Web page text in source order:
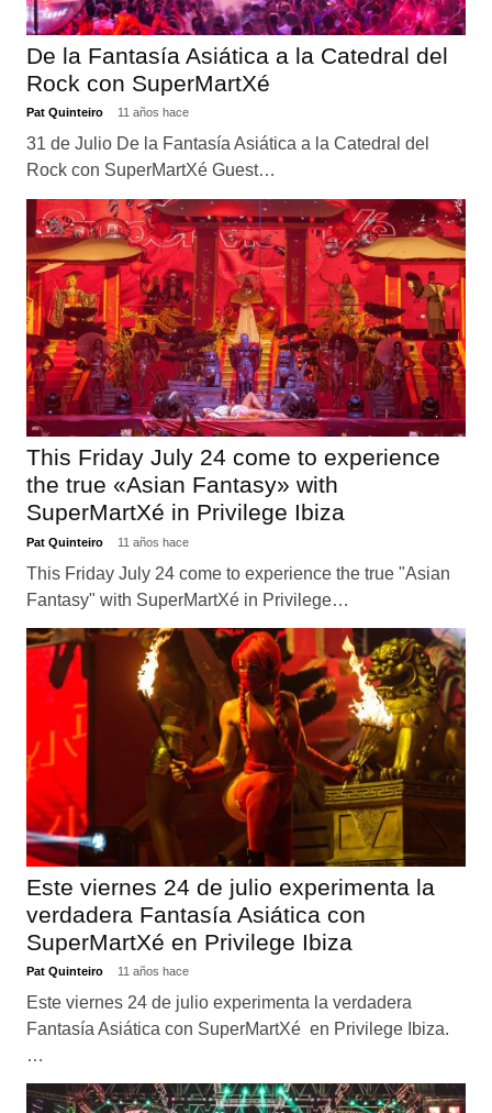
De la Fantasía Asiática a la Catedral del
Rock con SuperMartXé
Pat Quinteiro 11 años hace
31 de Julio De la Fantasía Asiática a la Catedral del
Rock con SuperMartXé Guest…
This Friday July 24 come to experience
the true «Asian Fantasy» with
SuperMartXé in Privilege Ibiza
Pat Quinteiro 11 años hace
This Friday July 24 come to experience the true "Asian
Fantasy" with SuperMartXé in Privilege…
Este viernes 24 de julio experimenta la
verdadera Fantasía Asiática con
SuperMartXé en Privilege Ibiza
Pat Quinteiro 11 años hace
Este viernes 24 de julio experimenta la verdadera
Fantasía Asiática con SuperMartXé en Privilege Ibiza.
…